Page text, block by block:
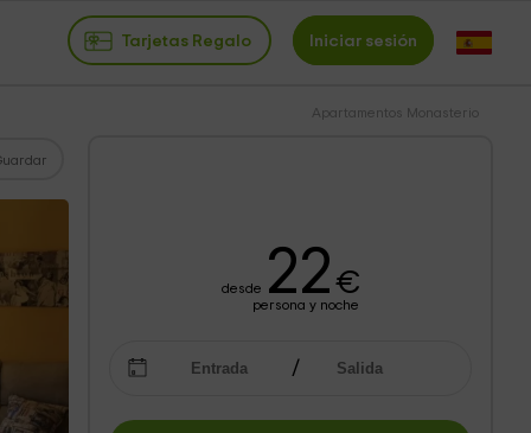
Tarjetas Regalo Iniciar sesión
Apartamentos Monasterio
desde 22€
persona y noche